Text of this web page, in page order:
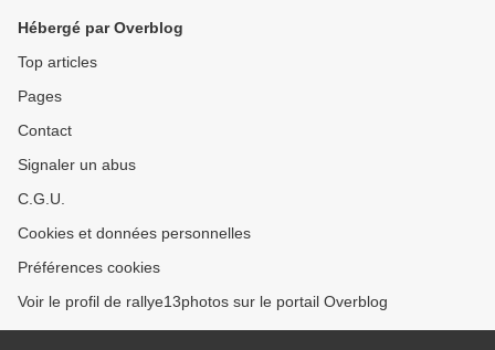
Hébergé par Overblog
Top articles
Pages
Contact
Signaler un abus
C.G.U.
Cookies et données personnelles
Préférences cookies
Voir le profil de rallye13photos sur le portail Overblog